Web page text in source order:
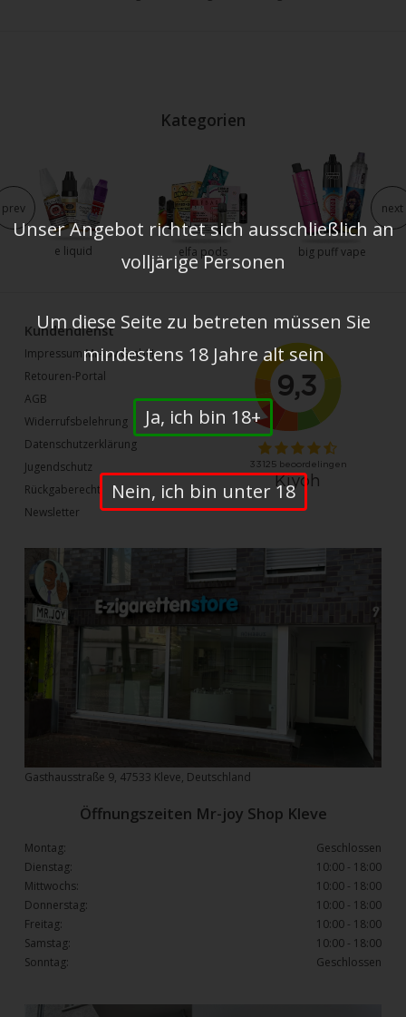
Kategorien
e liquid elfa pods big puff vape
prev next
Kundendienst
Impressum Mr-joy GmbH
Retouren-Portal
AGB
Widerrufsbelehrung
Datenschutzerklärung
Jugendschutz
Rückgaberecht
Newsletter
Gasthausstraße 9, 47533 Kleve, Deutschland
Öffnungszeiten Mr-joy Shop Kleve
Montag:
Geschlossen
Dienstag:
10:00 - 18:00
Mittwochs:
10:00 - 18:00
Donnerstag:
10:00 - 18:00
Freitag:
10:00 - 18:00
Samstag:
10:00 - 18:00
Sonntag:
Geschlossen
Unser Angebot richtet sich ausschließlich an
volljärige Personen
Um diese Seite zu betreten müssen Sie
mindestens 18 Jahre alt sein
Ja, ich bin 18+
Nein, ich bin unter 18